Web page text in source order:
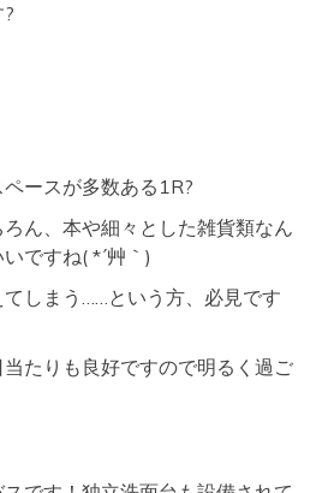
ースが多数ある1R?
ん、本や細々とした雑貨類なん
ですね( *´艸｀)
しまう……という方、必見です
たりも良好ですので明るく過ご